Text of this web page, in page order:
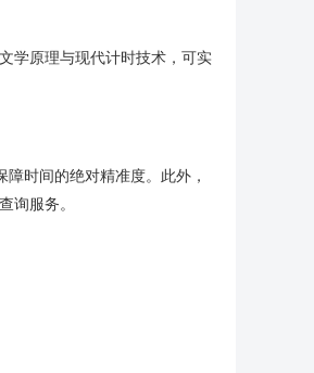
学原理与现代计时技术，可实
时间的绝对精准度。此外，
询服务。